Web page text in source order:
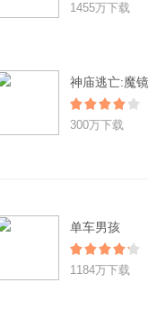
1455万下载
神庙逃亡:魔
300万下载
单车男孩
1184万下载